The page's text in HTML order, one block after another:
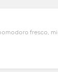
fresco,